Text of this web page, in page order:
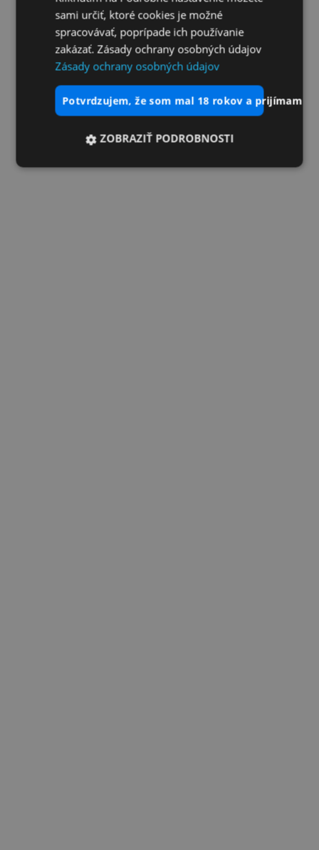
sami určiť, ktoré cookies je možné
spracovávať, poprípade ich používanie
zakázať. Zásady ochrany osobných údajov
Zásady ochrany osobných údajov
potvrdzujem, že som mal 18 rokov a prijímam
ZOBRAZIŤ PODROBNOSTI